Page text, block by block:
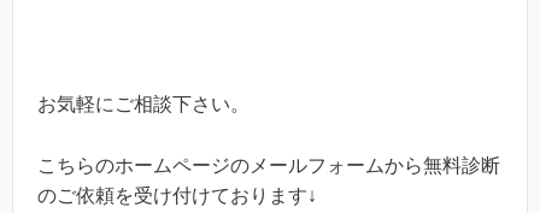
お気軽にご相談下さい。
こちらのホームページのメールフォームから無料診断
のご依頼を受け付けております↓